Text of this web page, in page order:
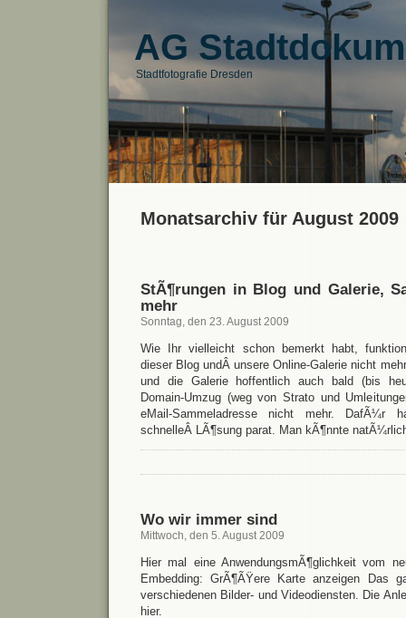
AG
Stadtfotografie Dresden
Monatsarchiv für August 2009
StÃ¶rungen in Blog und Galerie,
mehr
Sonntag, den 23. August 2009
Wie Ihr vielleicht schon bemerkt habt,
dieser Blog undÂ unsere Online-Galerie nicht
und die Galerie hoffentlich auch bald (bis
Domain-Umzug (weg von Strato und
eMail-Sammeladresse nicht mehr.
schnelleÂ LÃ¶sung parat. Man kÃ¶nnte
Wo wir immer sind
Mittwoch, den 5. August 2009
Hier mal eine AnwendungsmÃ¶glichkeit vom
Embedding: GrÃ¶ÃŸere Karte anzeigen Das
verschiedenen Bilder- und Videodiensten. Die
hier.